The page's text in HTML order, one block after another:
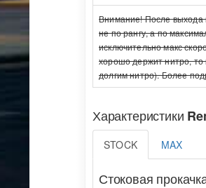
Внимание! После выхода
не по рангу, а по
исключительно макс
хорошо держит нитро,
долгим нитро). Более
Характеристики
STOCK MAX
Стоковая